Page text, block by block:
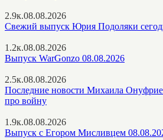
2.9к.08.08.2026
Свежий выпуск Юрия Подоляки
1.2к.08.08.2026
Выпуск WarGonzo 08.08.2026
2.5к.08.08.2026
Последние новости Михаила
про войну
1.9к.08.08.2026
Выпуск с Егором Мисливцем